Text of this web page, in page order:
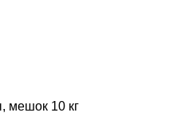
мешок 10 кг